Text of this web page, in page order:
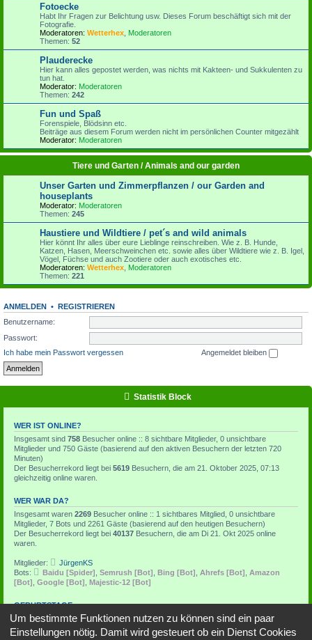
Fotoecke
Habt Ihr Fragen zur Belichtung usw. Dieses Forum beschäftigt sich mit der
Fotografie.
Moderatoren: Wetterhex Moderatoren
Themen: 52
Plauderecke
Hier kann alles gepostet werden, was nichts mit Kakteen- und Sukkulenten zu
tun hat.
Moderator: Moderatoren
Themen: 242
Fun und Spaß
Forenspiele, Blödsinn etc.
Beiträge aus diesem Forum werden nicht im persönlichen Counter mitgezählt
Moderator: Moderatoren
Tiere und Garten / Animals and our garden
Unser Garten und Zimmerpflanzen / our Garden and
houseplants
Moderator: Moderatoren
Themen: 245
Haustiere und Wildtiere / pet´s and wild animals
Hier könnt Ihr alles über eure Lieblinge reinschreiben. Wie z. B. Hunde,
Katzen, Hasen, Meerschweinchen etc. sowie alles über Wildtiere wie z. B. Igel,
Vögel, Füchse und auch Zootiere oder auch exotisches etc.
Moderatoren: Wetterhex Moderatoren
Themen: 221
ANMELDEN • REGISTRIEREN
Benutzername:
Passwort:
Ich habe mein Passwort vergessen
Angemeldet bleiben
Statistik Block
WER IST ONLINE?
Insgesamt sind 758 Besucher online :: 8 sichtbare Mitglieder, 0 unsichtbare
Mitglieder und 750 Gäste (basierend auf den aktiven Besuchern der letzten 720
Minuten)
Der Besucherrekord liegt bei 5619 Besuchern, die am 21. Oktober 2025, 07:13
gleichzeitig online waren.
WER WAR DA?
Insgesamt waren 2269 Besucher online :: 1 sichtbares Mitglied, 0 unsichtbare
Mitglieder, 7 Bots und 2261 Gäste (basierend auf den heutigen Besuchern)
Der Besucherrekord liegt bei 40137 Besuchern, die am Di 21. Okt 2025 online
waren.
Mitglieder:
JürgenKS
Bots:
Baidu [Spider] Semrush [Bot] Bing [Bot] Ahrefs [Bot] Amazon
[Bot] Google [Bot] Majestic-12 [Bot]
GEBURTSTAGE
Heute hat kein Mitglied Geburtstag
Um bestimmte Funktionen nutzen zu können sind ein paar
Einstellungen nötig. Damit wird gesteuert ob ein Dienst Cookies